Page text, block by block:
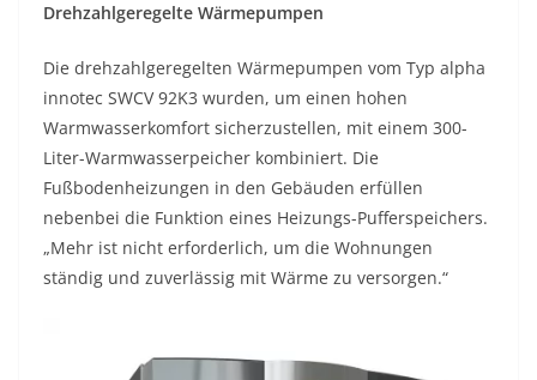
Drehzahlgeregelte Wärmepumpen
Die drehzahlgeregelten Wärmepumpen vom Typ alpha
innotec SWCV 92K3 wurden, um einen hohen
Warmwasserkomfort sicherzustellen, mit einem 300-
Liter-Warmwasserpeicher kombiniert. Die
Fußbodenheizungen in den Gebäuden erfüllen
nebenbei die Funktion eines Heizungs-Pufferspeichers.
„Mehr ist nicht erforderlich, um die Wohnungen
ständig und zuverlässig mit Wärme zu versorgen.“